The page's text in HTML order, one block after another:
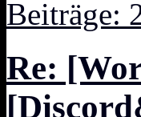
Beiträge:
Re: